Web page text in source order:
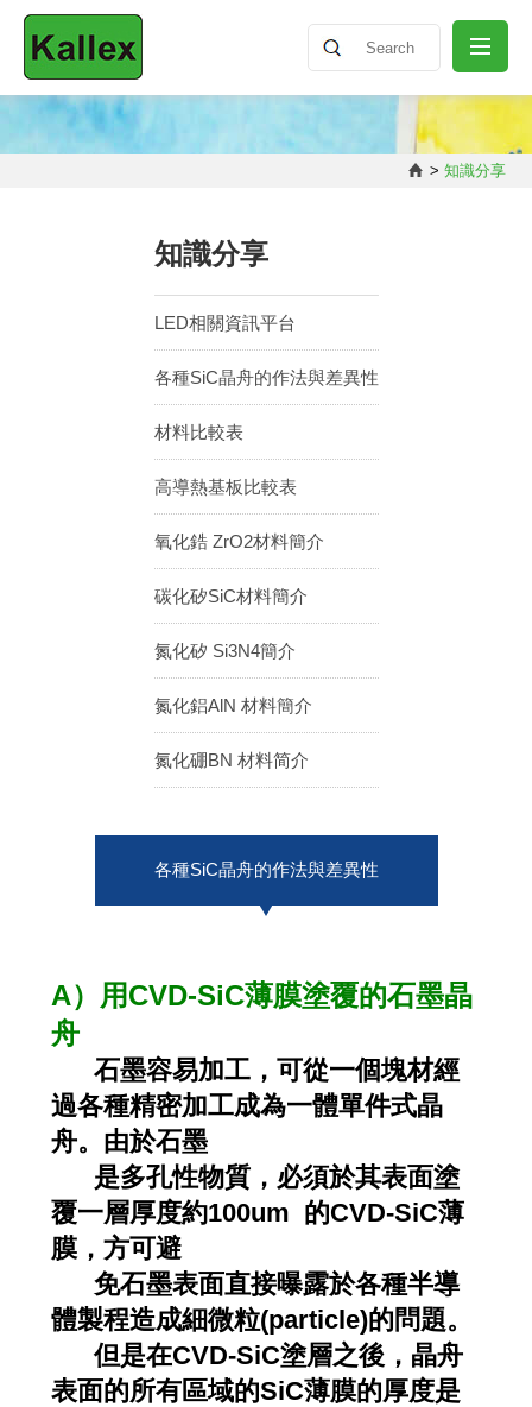
關於我們
產品介紹
知識分享
ENGLISH 日本語
簡中
> 知識分享
知識分享
LED相關資訊平台
各種SiC晶舟的作法與差異性
材料比較表
高導熱基板比較表
氧化鋯 ZrO2材料簡介
碳化矽SiC材料簡介
氮化矽 Si3N4簡介
氮化鋁AlN 材料簡介
氮化硼BN 材料简介
各種SiC晶舟的作法與差異性
A）用CVD-SiC薄膜塗覆的石墨晶
舟
石墨容易加工，可從一個塊材經
過各種精密加工成為一體單件式晶
舟。由於石墨
是多孔性物質，必須於其表面塗
覆一層厚度約100um 的CVD-SiC薄
膜，方可避
免石墨表面直接曝露於各種半導
體製程造成細微粒(particle)的問題。
但是在CVD-SiC塗層之後，晶舟
表面的所有區域的SiC薄膜的厚度是